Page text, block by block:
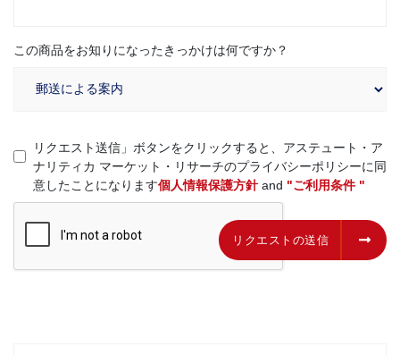
この商品をお知りになったきっかけは何ですか？
リクエスト送信」ボタンをクリックすると、アステュート・ア
ナリティカ マーケット・リサーチのプライバシーポリシーに同
意したことになります個人情報保護方針and "ご利用条件 "
リクエストの送信 リクエストの送信